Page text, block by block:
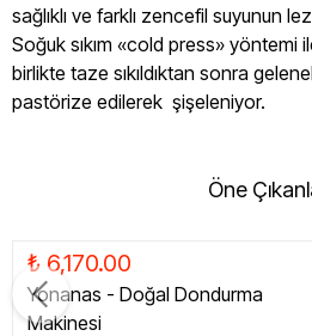
sağlıklı ve farklı zencefil suyunun
Soğuk sıkım «cold press» yöntemi
birlikte taze sıkıldıktan sonra
pastörize edilerek şişeleniyor.
Öne
₺ 6,170.00
Yonanas - Doğal Dondurma
Makinesi